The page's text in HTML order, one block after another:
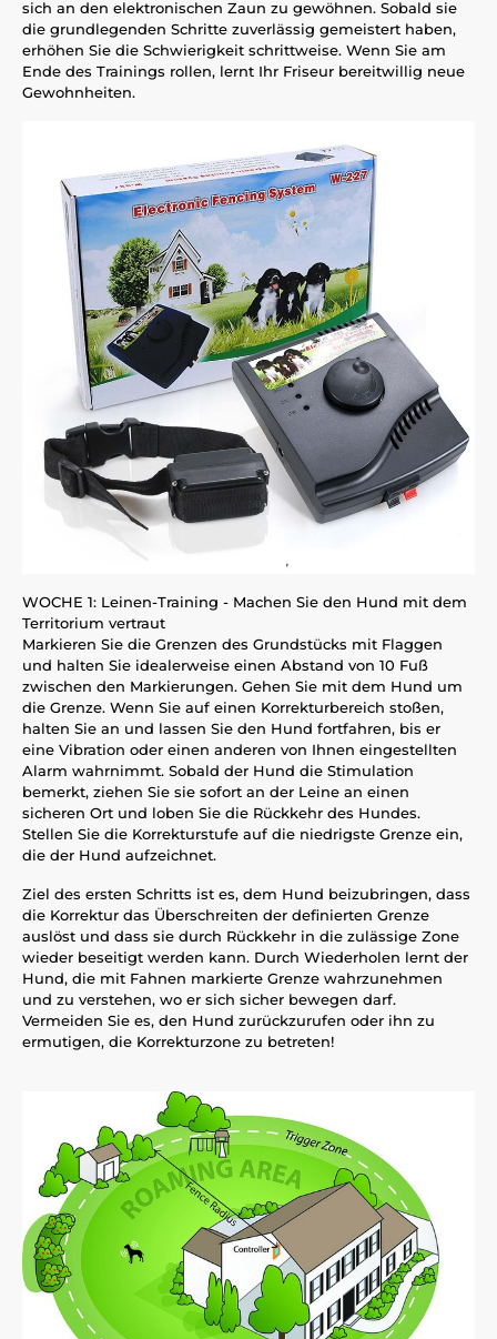
sich an den elektronischen Zaun zu gewöhnen. Sobald sie
die grundlegenden Schritte zuverlässig gemeistert haben,
erhöhen Sie die Schwierigkeit schrittweise. Wenn Sie am
Ende des Trainings rollen, lernt Ihr Friseur bereitwillig neue
Gewohnheiten.
WOCHE 1: Leinen-Training - Machen Sie den Hund mit dem
Territorium vertraut
Markieren Sie die Grenzen des Grundstücks mit Flaggen
und halten Sie idealerweise einen Abstand von 10 Fuß
zwischen den Markierungen. Gehen Sie mit dem Hund um
die Grenze. Wenn Sie auf einen Korrekturbereich stoßen,
halten Sie an und lassen Sie den Hund fortfahren, bis er
eine Vibration oder einen anderen von Ihnen eingestellten
Alarm wahrnimmt. Sobald der Hund die Stimulation
bemerkt, ziehen Sie sie sofort an der Leine an einen
sicheren Ort und loben Sie die Rückkehr des Hundes.
Stellen Sie die Korrekturstufe auf die niedrigste Grenze ein,
die der Hund aufzeichnet.
Ziel des ersten Schritts ist es, dem Hund beizubringen, dass
die Korrektur das Überschreiten der definierten Grenze
auslöst und dass sie durch Rückkehr in die zulässige Zone
wieder beseitigt werden kann. Durch Wiederholen lernt der
Hund, die mit Fahnen markierte Grenze wahrzunehmen
und zu verstehen, wo er sich sicher bewegen darf.
Vermeiden Sie es, den Hund zurückzurufen oder ihn zu
ermutigen, die Korrekturzone zu betreten!